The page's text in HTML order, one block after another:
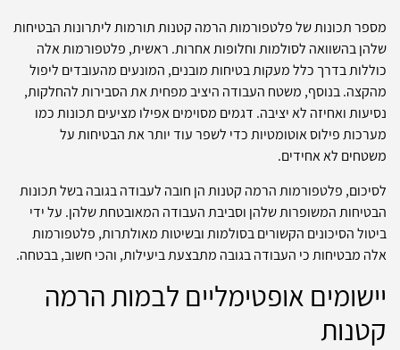
מספר תכונות של פלטפורמות הרמה קטנות תורמות ליתרונות הבטיחות
שלהן בהשוואה לסולמות וחלופות אחרות. ראשית, פלטפורמות אלה
כוללות בדרך כלל מעקות בטיחות מובנים, המונעים מהעובדים ליפול
מהקצה. בנוסף, משטח העבודה היציב מפחית את הסבירות להחלקות,
נסיעות ואחיזה לא יציבה. דגמים מסוימים אפילו מציעים תכונות כמו
מערכות פילוס אוטומטיות כדי לשפר עוד יותר את הבטיחות על
משטחים לא אחידים.
לסיכום, פלטפורמות הרמה קטנות הן חובה לעבודה בגובה בשל תכונות
הבטיחות המשופרות שלהן וסביבת העבודה המאובטחת שלהן. על ידי
ביטול הסיכונים הקשורים בסולמות ובשיטות מאולתרות, פלטפורמות
אלה מבטיחות כי העבודה בגובה מתבצעת ביעילות, והכי חשוב, בבטחה.
יישומים אופטימליים לבמות הרמה
קטנות